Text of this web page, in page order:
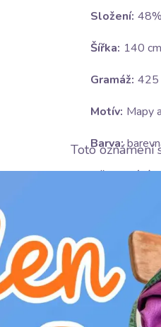
Složení:
Šířka: 140 cm
Gramáž: 425
Motív: Mapy
Barva:
Ošetrování:
žehlit
H nebělit
V v
Toto oznámení